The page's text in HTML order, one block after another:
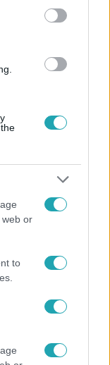
web or
to
CSALÁDI ÉLET